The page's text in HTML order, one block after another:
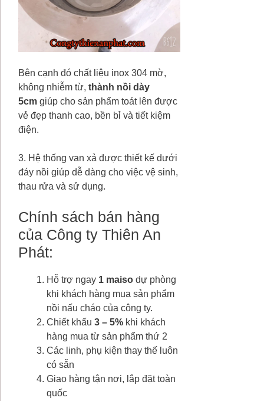
Bên cạnh đó chất liệu inox 304 mờ,
không nhiễm từ, thành nồi dày
5cm giúp cho sản phẩm toát lên được
vẻ đẹp thanh cao, bền bỉ và tiết kiệm
điện.
3. Hệ thống van xả được thiết kế dưới
đáy nồi giúp dễ dàng cho việc vệ sinh,
thau rửa và sử dụng.
Chính sách bán hàng
của Công ty Thiên An
Phát:
Hỗ trợ ngay 1 maiso dự phòng
khi khách hàng mua sản phẩm
nồi nấu cháo của công ty.
Chiết khấu 3 – 5% khi khách
hàng mua từ sản phẩm thứ 2
Các linh, phụ kiện thay thế luôn
có sẵn
Giao hàng tận nơi, lắp đặt toàn
quốc